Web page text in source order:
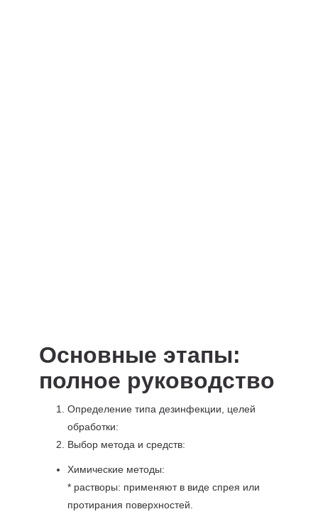
Основные этапы:
полное руководство
Определение типа дезинфекции, целей
обработки:
Выбор метода и средств:
Химические методы:
* растворы: применяют в виде спрея или
протирания поверхностей.